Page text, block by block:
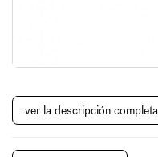
ver la descripción completa